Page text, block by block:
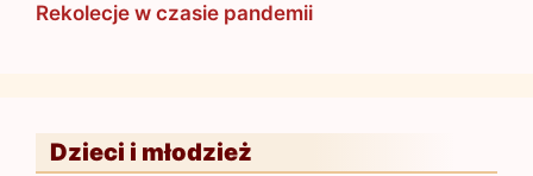
Rekolecje w czasie pandemii
Dzieci i młodzież